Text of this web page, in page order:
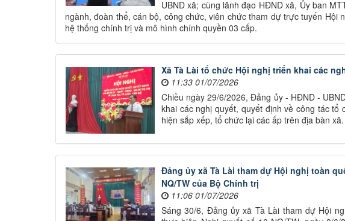
UBND xã; cùng lãnh đạo HĐND xã, Ủy ban
ngành, đoàn thể, cán bộ, công chức, viên chức tham dự trực tuyến
hệ thống chính trị và mô hình chính quyền 03 cấp.
Xã Tà Lài tổ chức Hội nghị triển khai các
11:33 01/07/2026
Chiều ngày 29/6/2026, Đảng ủy - HĐND -
khai các nghị quyết, quyết định về công tác
hiện sắp xếp, tổ chức lại các ấp trên địa bàn xã.
Đảng ủy xã Tà Lài tham dự Hội nghị toàn
NQ/TW của Bộ Chính trị
11:06 01/07/2026
Sáng 30/6, Đảng ủy xã Tà Lài tham dự Hội